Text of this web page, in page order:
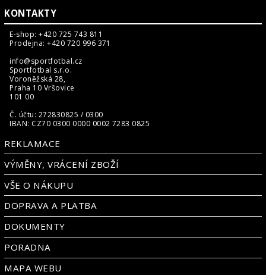
KONTAKTY
E-shop: +420 725 743 811
Prodejna: +420 720 996 371
info@sportfotbal.cz
Sportfotbal s.r.o.
Voroněžská 28,
Praha 10 Vršovice
101 00
Č. účtu: 272830825 / 0300
IBAN: CZ70 0300 0000 0002 7283 0825
REKLAMACE
VÝMĚNY, VRÁCENÍ ZBOŽÍ
VŠE O NÁKUPU
DOPRAVA A PLATBA
DOKUMENTY
PORADNA
MAPA WEBU